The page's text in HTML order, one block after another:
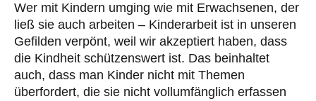
Wer mit Kindern umging wie mit Erwachsenen, der
ließ sie auch arbeiten – Kinderarbeit ist in unseren
Gefilden verpönt, weil wir akzeptiert haben, dass
die Kindheit schützenswert ist. Das beinhaltet
auch, dass man Kinder nicht mit Themen
überfordert, die sie nicht vollumfänglich erfassen